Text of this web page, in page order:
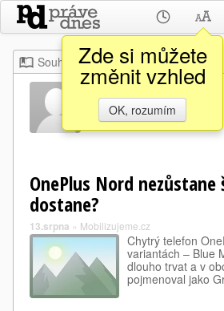
Zde si můžete
změnit vzhled
OK, rozumím
Souhrn Moje Z domova
Gray Ash
OnePlus Nord
dostane?
13.srpna » Mobilizujeme.cz
Chytrý telefon
variantách – Blue
dlouho trvat a v
pojmenoval jako